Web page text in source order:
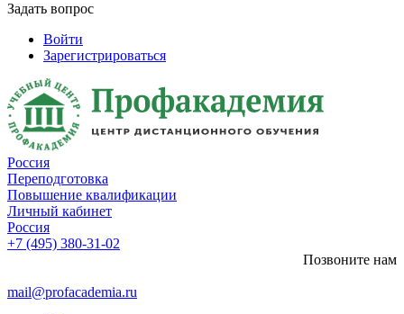
Задать вопрос
Войти
Зарегистрироваться
Россия
Переподготовка
Повышение квалификации
Личный кабинет
Россия
+7 (495) 380-31-02
Позвоните нам
mail@profacademia.ru